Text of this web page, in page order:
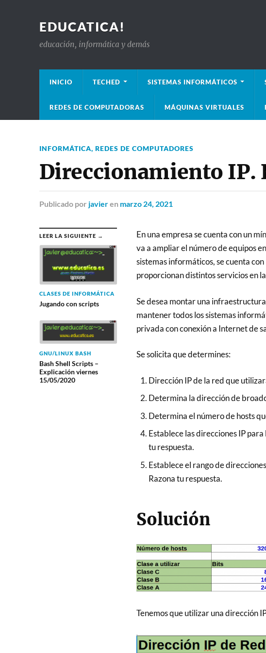
EDUCATICA!
educación, informática y demás
INICIO TECHED SISTEMAS INFORMÁTICOS
REDES DE COMPUTADORAS MÁQUINAS VIRTUALES
INFORMÁTICA, REDES DE COMPUTADORES
Direccionamiento IP.
Publicado por javieren marzo 24, 2021
LEER LA SIGUIENTE →
CLASES DE INFORMÁTICA
Jugando con scripts
GNU/LINUX BASH
Bash Shell Scripts –
Explicación viernes
15/05/2020
En una empresa se cuenta con un
va a ampliar el número de equipos
sistemas informáticos, se cuenta
proporcionan distintos servicios en
Se desea montar una
mantener todos los sistemas
privada con conexión a Internet de
Se solicita que determines:
Dirección IP de la red que
Determina la dirección de
Determina el número de hosts
Establece las direcciones IP
tu respuesta.
Establece el rango de
Razona tu respuesta.
Solución
Tenemos que utilizar una dirección